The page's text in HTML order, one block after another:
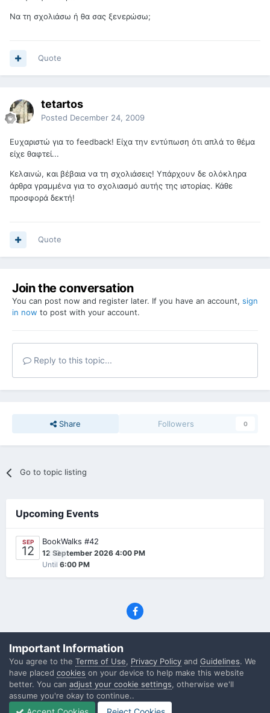
Να τη σχολιάσω ή θα σας ξενερώσω;
Quote
tetartos
Posted December 24, 2009
Ευχαριστώ για το feedback! Είχα την εντύπωση ότι απλά το θέμα
είχε θαφτεί...
Κελαινώ, και βέβαια να τη σχολιάσεις! Υπάρχουν δε ολόκληρα
άρθρα γραμμένα για το σχολιασμό αυτής της ιστορίας. Κάθε
προσφορά δεκτή!
Quote
Join the conversation
You can post now and register later. If you have an account, sign
in now to post with your account.
Reply to this topic...
Share Followers 0
Go to topic listing
Upcoming Events
SEP
12 0
BookWalks #42
12 September 2026 4:00 PM
Until 6:00 PM
(C) SFF.gr, All rights reserved
Powered by Invision Community
Important Information
You agree to the Terms of Use, Privacy Policy and Guidelines. We
have placed cookies on your device to help make this website
better. You can adjust your cookie settings, otherwise we'll
assume you're okay to continue..